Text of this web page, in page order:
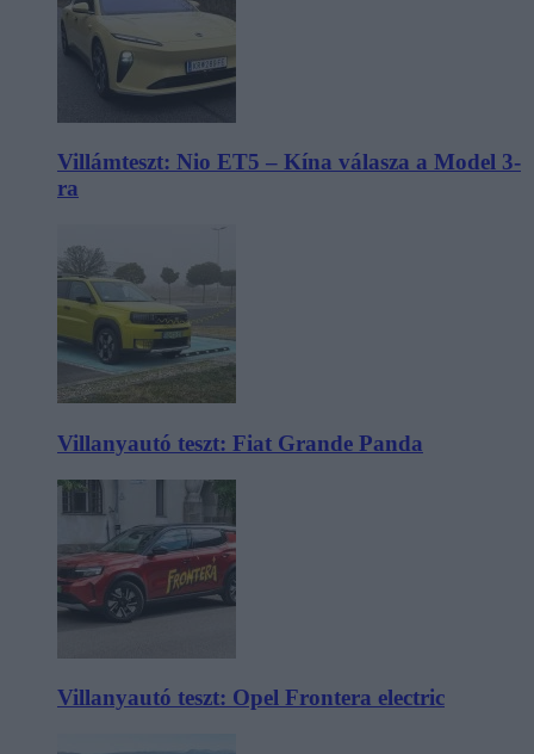
Villámteszt: Nio ET5 – Kína válasza a Model 3-
ra
Villanyautó teszt: Fiat Grande Panda
Villanyautó teszt: Opel Frontera electric